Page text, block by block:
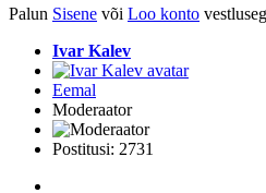
Palun Sisene või Loo konto
Ivar Kalev
Eemal
Moderaator
Postitusi: 2731